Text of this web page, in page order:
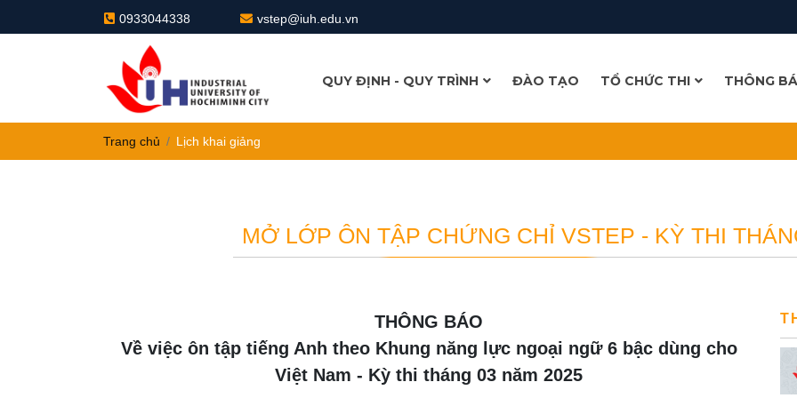
0933044338 vstep@iuh.edu.vn
QUY ĐỊNH - QUY TRÌNH ĐÀO TẠO TỔ CHỨC THI THÔNG
Trang chủ Lịch khai giảng
MỞ LỚP ÔN TẬP CHỨNG CHỈ VSTEP - KỲ THI
THÔNG BÁO
Về việc ôn tập tiếng Anh theo Khung năng lực ngoại ngữ 6 bậc dùng cho
Việt Nam - Kỳ thi tháng 03 năm 2025